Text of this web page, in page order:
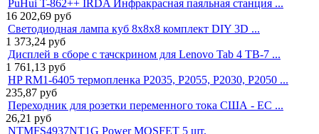
PuHui T-862++ IRDA Инфракрасная паяльная станция ...
16 202,69 руб
Светодиодная лампа куб 8x8x8 комплект DIY 3D ...
1 373,24 руб
Дисплей в сборе с тачскрином для Lenovo Tab 4 TB-7 ...
1 761,13 руб
HP RM1-6405 термопленка P2035, P2055, P2030, P2050 ...
235,87 руб
Переходник для розетки переменного тока США - ЕС ...
26,21 руб
NTMFS4937NT1G Power MOSFET 5 шт.